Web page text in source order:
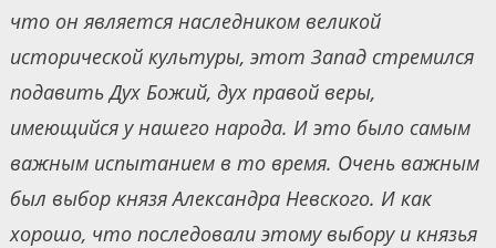
что он является наследником великой
исторической культуры, этот Запад стремился
подавить Дух Божий, дух правой веры,
имеющийся у нашего народа. И это было самым
важным испытанием в то время. Очень важным
был выбор князя Александра Невского. И как
хорошо, что последовали этому выбору и князья